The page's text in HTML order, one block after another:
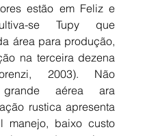
estão em Feliz e
se Tupy que
área para produção,
na terceira dezena
2003). Não
aérea ara
rustica apresenta
manejo, baixo custo